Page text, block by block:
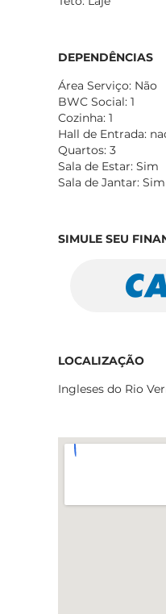
DEPENDÊNCIAS
Área Serviço: Não
BWC Social: 1
Cozinha: 1
Hall de Entrada:
Quartos: 3
Sala de Estar: Sim
Sala de Jantar: Sim
SIMULE SEU
LOCALIZAÇÃO
Ingleses do Rio